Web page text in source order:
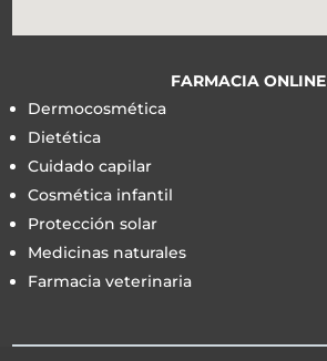
FARMACIA ONLINE
Dermocosmética
Dietética
Cuidado capilar
Cosmética infantil
Protección solar
Medicinas naturales
Farmacia veterinaria